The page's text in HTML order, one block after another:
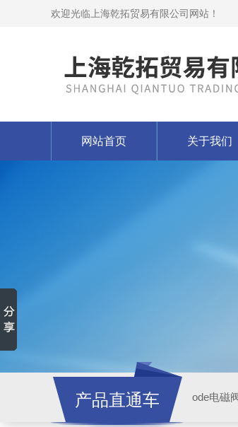
欢迎光临上海乾拓贸易有限公司网站！
网站首页 关于我们
产品直通车 ode电磁